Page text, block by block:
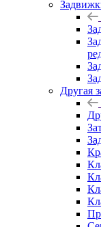
Другая